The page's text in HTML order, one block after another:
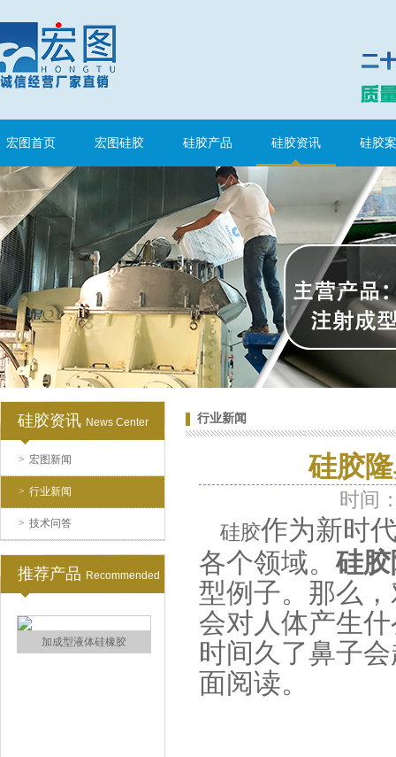
宏图首页 宏图硅胶 硅胶产品 硅胶资讯 硅胶
硅胶资讯 News Center
> 宏图新闻
> 行业新闻
> 技术问答
推荐产品 Recommended
果冻胶
电子灌封胶
环保电子灌封胶
行业新闻
硅胶
时间
硅胶作为新时
各个领域。硅
型例子。那么
会对人体产生
时间久了鼻子
面阅读。